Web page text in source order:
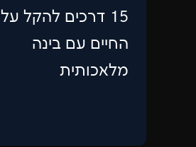
15 דרכים להקל על
החיים עם בינה
מלאכותית